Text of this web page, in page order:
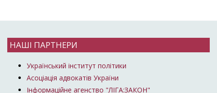
НАШІ ПАРТНЕРИ
Український інститут політики
Асоціація адвокатів України
Інформаційне агенство "ЛІГА:ЗАКОН"